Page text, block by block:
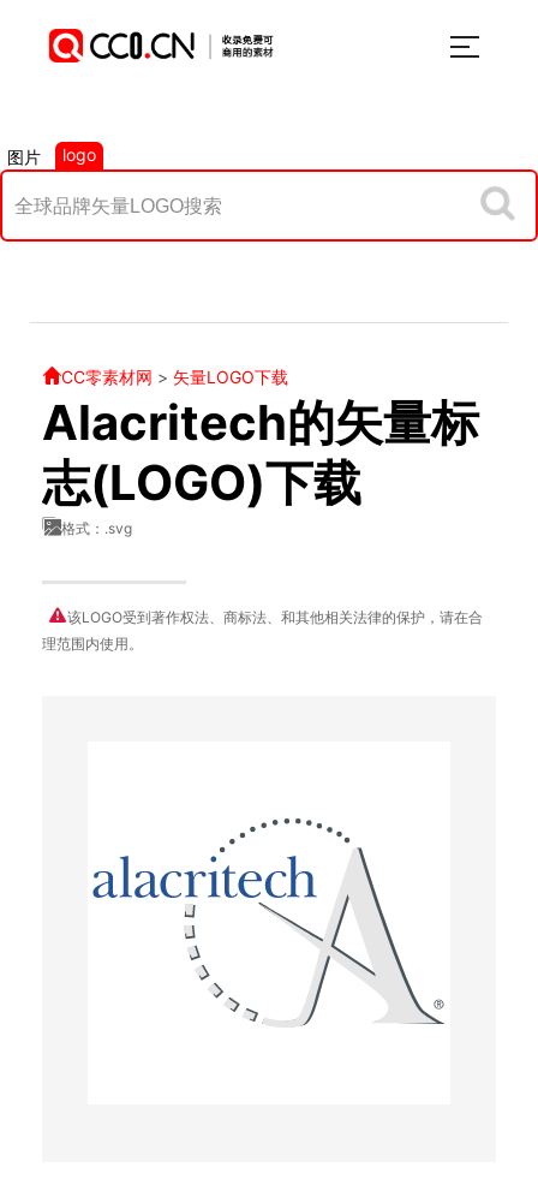
图片 logo
CC零素材网 > 矢量LOGO下载
Alacritech的矢量标
志(LOGO)下载
格式：.svg
该LOGO受到著作权法、商标法、和其他相关法律的保护，请在合
理范围内使用。